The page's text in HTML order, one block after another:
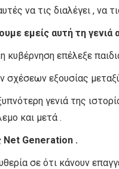
να τις διαλέγει , να
εμείς αυτή τη
κυβέρνηση επέλεξε
σχέσεων εξουσίας
γενιά της
και μετά .
Net Generation .
σε ότι κάνουν